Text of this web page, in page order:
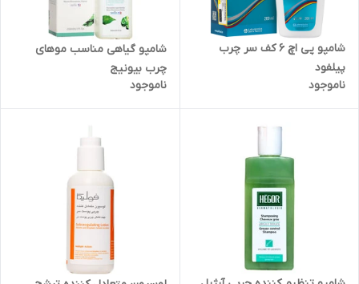
شامپو پی اچ 6 کف سر چرب
پیلفود
ناموجود
شامپو گیاهی مناسب موهای
چرب بیونیج
ناموجود